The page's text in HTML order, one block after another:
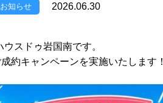
知らせ 2026.06.30
スドゥ岩国南です。
約キャンペーンを実施いたします！